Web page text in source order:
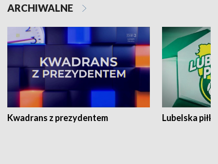
ARCHIWALNE
Kwadrans z prezydentem Lubelska piłka